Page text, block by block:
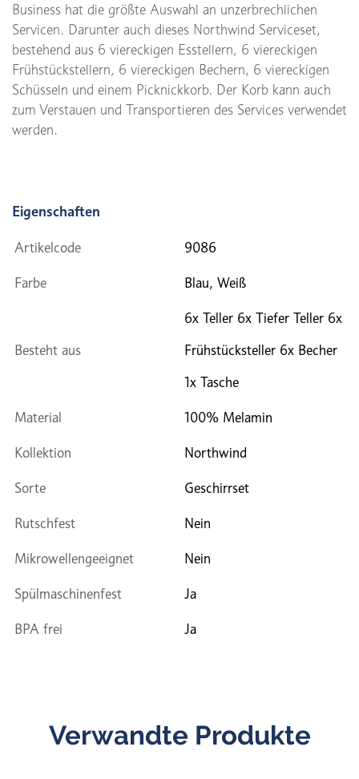
Business hat die größte Auswahl an unzerbrechlichen
Servicen. Darunter auch dieses Northwind Serviceset,
bestehend aus 6 viereckigen Esstellern, 6 viereckigen
Frühstückstellern, 6 viereckigen Bechern, 6 viereckigen
Schüsseln und einem Picknickkorb. Der Korb kann auch
zum Verstauen und Transportieren des Services verwendet
werden.
Eigenschaften
Artikelcode 9086
Farbe Blau, Weiß
Besteht aus
6x Teller 6x Tiefer Teller 6x
Frühstücksteller 6x Becher
1x Tasche
Material 100% Melamin
Kollektion Northwind
Sorte Geschirrset
Rutschfest Nein
Mikrowellengeeignet Nein
Spülmaschinenfest Ja
BPA frei Ja
Verwandte Produkte